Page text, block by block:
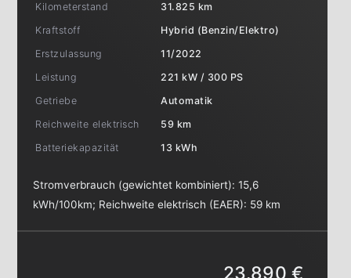
Kilometerstand
31.825 km
Kraftstoff
Hybrid (Benzin/Elektro)
Erstzulassung
11/2022
Leistung
221 kW / 300 PS
Getriebe
Automatik
Reichweite elektrisch
59 km
Batteriekapazität
13 kWh
Stromverbrauch (gewichtet kombiniert):15,6
kWh/100km; Reichweite elektrisch (EAER): 59 km
23.890 €